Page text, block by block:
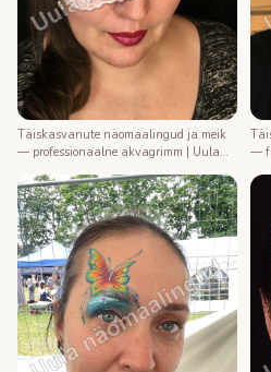
Täiskasvanute näomaalingud ja meik
— professionaalne akvagrimm | Uula
—